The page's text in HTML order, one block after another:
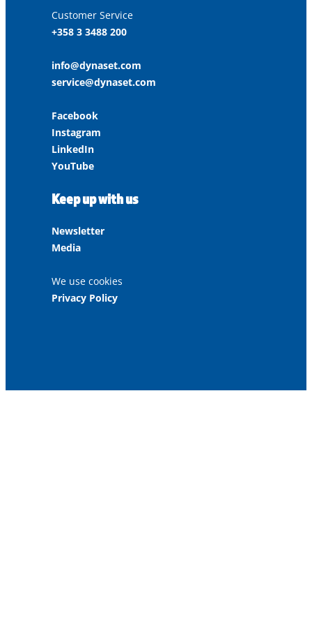
Customer Service
+358 3 3488 200
info@dynaset.com
service@dynaset.com
Facebook
Instagram
LinkedIn
YouTube
Keep up with us
Newsletter
Media
We use cookies
Privacy Policy